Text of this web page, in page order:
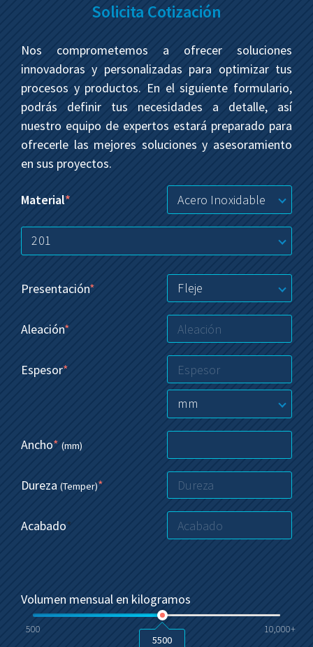
Solicita Cotización
Nos comprometemos a ofrecer soluciones
innovadoras y personalizadas para optimizar tus
procesos y productos. En el siguiente formulario,
podrás definir tus necesidades a detalle, así
nuestro equipo de expertos estará preparado para
ofrecerle las mejores soluciones y asesoramiento
en sus proyectos.
Material* Acero Inoxidable
201
Presentación* Fleje
Aleación*
Espesor*
mm
Ancho* (mm)
Dureza (Temper)*
Acabado*
Volumen mensual en kilogramos
500
10,000+
5500